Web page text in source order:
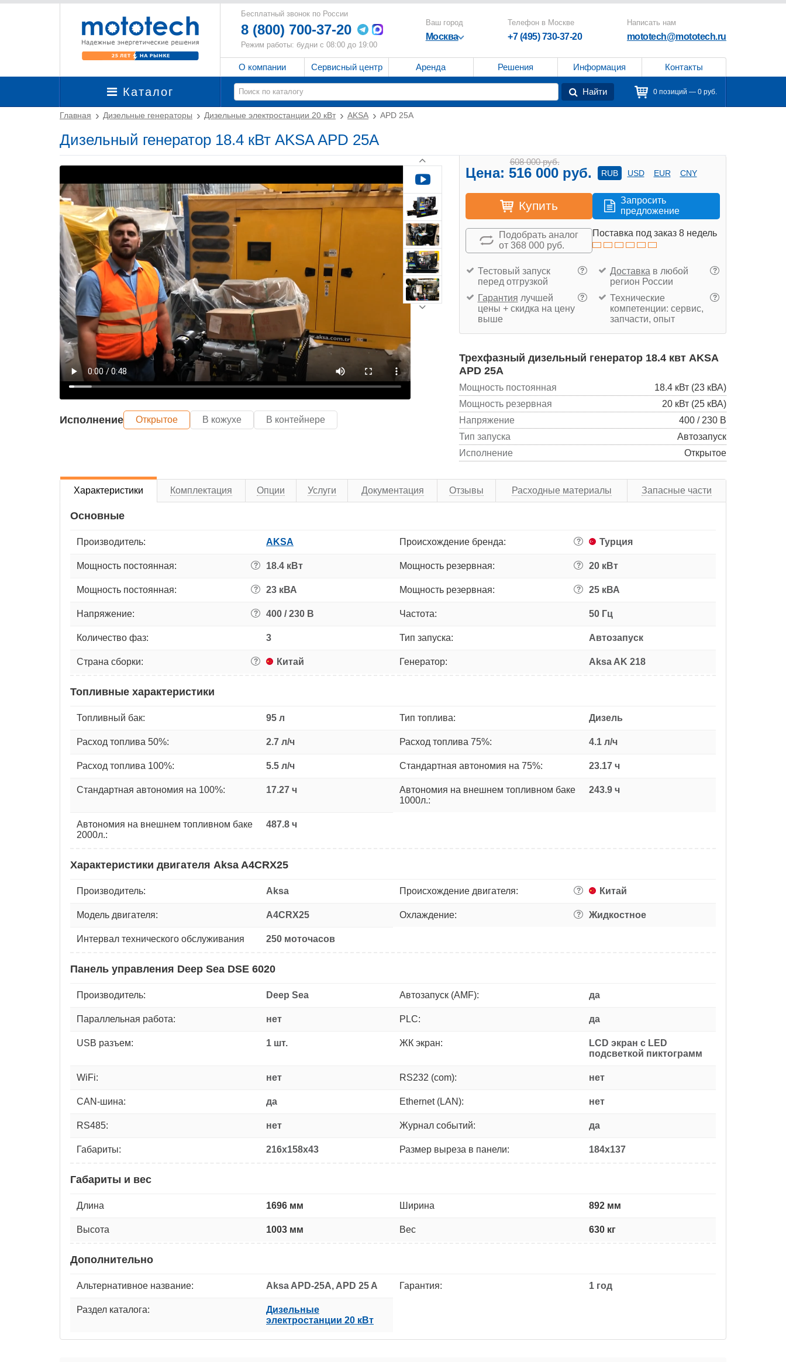
Бесплатный звонок по России
8 (800) 700-37-20
Режим работы: будни с 08:00 до 19:00
Ваш город
Москва
Телефон в Москве
+7 (495) 730-37-20
Написать нам
mototech@mototech.ru
О компании Сервисный центр Аренда Решения Информация Контакты
Каталог Найти 0 позиций — 0 руб.
Главная Дизельные генераторы Дизельные электростанции 20 кВт AKSA APD 25A
Дизельный генератор 18.4 кВт AKSA APD 25A
Исполнение Открытое В кожухе В контейнере
Цена: 516 000 руб.
608 000 руб.
RUB USD EUR CNY
Купить
Запросить
предложение
Подобрать аналог
от 368 000 руб.
Поставка под заказ 8 недель
?
Тестовый запуск
перед отгрузкой
?
Доставка в любой
регион России
?
Гарантия лучшей
цены + скидка на цену
выше
?
Технические
компетенции: сервис,
запчасти, опыт
Трехфазный дизельный генератор 18.4 квт AKSA
APD 25A
Мощность постоянная
18.4 кВт (23 кВА)
Мощность резервная
20 кВт (25 кВА)
Напряжение
400 / 230 В
Тип запуска
Автозапуск
Исполнение
Открытое
Характеристики Комплектация Опции Услуги Документация Отзывы Расходные материалы Запасные части
Основные
Производитель: AKSA Происхождение бренда: ? Турция
Мощность постоянная: ? 18.4 кВт Мощность резервная: ? 20 кВт
Мощность постоянная: ? 23 кВА Мощность резервная: ? 25 кВА
Напряжение: ? 400 / 230 В Частота: 50 Гц
Количество фаз: 3 Тип запуска: Автозапуск
Страна сборки: ? Китай Генератор: Aksa AK 218
Топливные характеристики
Топливный бак: 95 л Тип топлива: Дизель
Расход топлива 50%: 2.7 л/ч Расход топлива 75%: 4.1 л/ч
Расход топлива 100%: 5.5 л/ч Стандартная автономия на 75%: 23.17 ч
Стандартная автономия на 100%: 17.27 ч
Автономия на внешнем топливном баке
1000л.:
243.9 ч
Автономия на внешнем топливном баке
2000л.:
487.8 ч
Характеристики двигателя Aksa A4CRX25
Производитель: Aksa Происхождение двигателя: ? Китай
Модель двигателя: A4CRX25 Охлаждение: ? Жидкостное
Интервал технического обслуживания 250 моточасов
Панель управления Deep Sea DSE 6020
Производитель: Deep Sea Автозапуск (AMF): да
Параллельная работа: нет PLC: да
USB разъем: 1 шт. ЖК экран:
LCD экран с LED
подсветкой пиктограмм
WiFi: нет RS232 (com): нет
CAN-шина: да Ethernet (LAN): нет
RS485: нет Журнал событий: да
Габариты: 216x158x43 Размер выреза в панели: 184x137
Габариты и вес
Длина 1696 мм Ширина 892 мм
Высота 1003 мм Вес 630 кг
Дополнительно
Альтернативное название: Aksa APD-25A, APD 25 A Гарантия: 1 год
Раздел каталога:
Дизельные
электростанции 20 кВт